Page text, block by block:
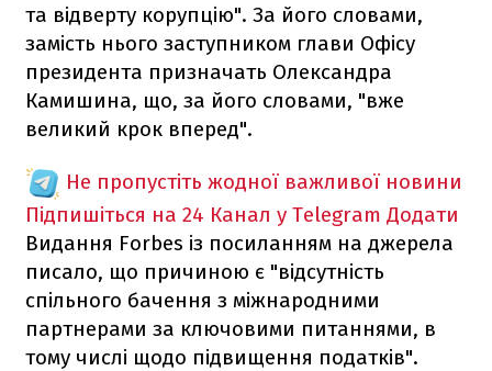
та відверту корупцію". За його словами,
замість нього заступником глави Офісу
президента призначать Олександра
Камишина, що, за його словами, "вже
великий крок вперед".
Не пропустіть жодної важливої новини
Підпишіться на 24 Канал у Telegram Додати
Видання Forbes із посиланням на джерела
писало, що причиною є "відсутність
спільного бачення з міжнародними
партнерами за ключовими питаннями, в
тому числі щодо підвищення податків".